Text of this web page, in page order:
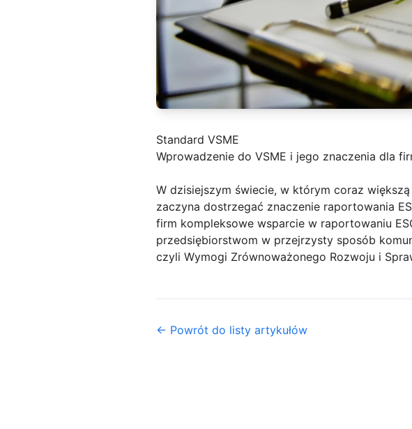
Standard VSME
Wprowadzenie do VSME i jego znaczenia dla
W dzisiejszym świecie, w którym coraz
zaczyna dostrzegać znaczenie raportowania
firm kompleksowe wsparcie w raportowaniu
przedsiębiorstwom w przejrzysty sposób
czyli Wymogi Zrównoważonego Rozwoju i
← Powrót do listy artykułów